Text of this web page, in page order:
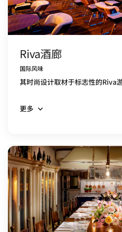
Riva酒廊
国际风味
其时尚设计取材于标志性的Riva
更多